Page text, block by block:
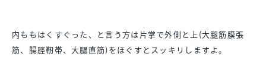
内ももはくすぐった、と言う方は片掌で外側と上(大腿筋膜張
筋、腸脛靭帯、大腿直筋)をほぐすとスッキリしますよ。